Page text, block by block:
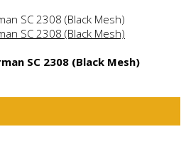
SC 2308 (Black Mesh)